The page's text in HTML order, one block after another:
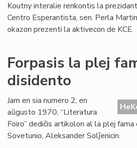
Koutny interalie renkontis la
Centro Esperantista, sen. Perla
okazon prezenti la aktivecon de KCE.
Forpasis la plej
disidento
Jam en sia numero 2, en
aŭgusto 1970, “Literatura
Foiro” dediĉis artikolon al la plej
Sovetunio, Aleksander Solĵenicin.